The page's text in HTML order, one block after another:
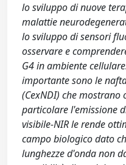
lo sviluppo di nuove
malattie
lo sviluppo di sensori
osservare e
G4 in ambiente
importante sono le
(CexNDI) che
particolare l'emissione
visibile-NIR le rende
campo biologico dato
lunghezze d'onda non